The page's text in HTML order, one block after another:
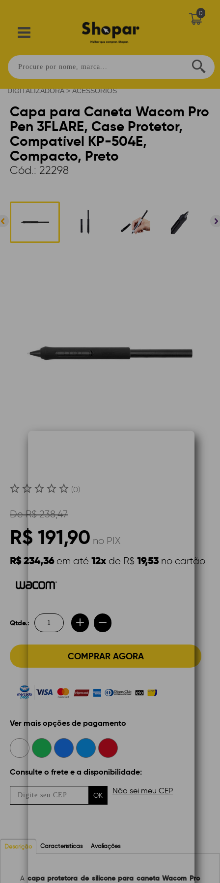
0
DIGITALIZADORA>ACESSÓRIOS
Capa para Caneta Wacom Pro
Pen 3FLARE, Case Protetor,
Compatível KP-504E,
Compacto, Preto
Cód.: 22298
(0)
DeR$ 238,47
R$ 191,90 no PIX
R$ 234,36em até 12xde R$ 19,53 no cartão
Qtde.:
COMPRAR AGORA
Ver mais opções de pagamento
Consulte o frete e a disponibilidade:
OK Não sei meu CEP
Descrição Características Avaliações
A capa protetora de silicone para caneta Wacom Pro